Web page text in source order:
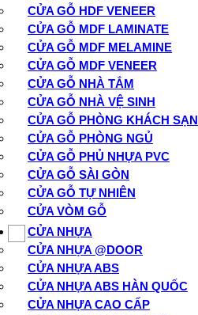
CỬA GỖ HDF VENEER
CỬA GỖ MDF LAMINATE
CỬA GỖ MDF MELAMINE
CỬA GỖ MDF VENEER
CỬA GỖ NHÀ TẮM
CỬA GỖ NHÀ VỆ SINH
CỬA GỖ PHÒNG KHÁCH SẠN
CỬA GỖ PHÒNG NGỦ
CỬA GỖ PHỦ NHỰA PVC
CỬA GỖ SÀI GÒN
CỬA GỖ TỰ NHIÊN
CỬA VÒM GỖ
CỬA NHỰA
CỬA NHỰA @DOOR
CỬA NHỰA ABS
CỬA NHỰA ABS HÀN QUỐC
CỬA NHỰA CAO CẤP